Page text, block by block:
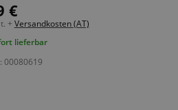
€
+ Versandkosten (AT)
lieferbar
00080619